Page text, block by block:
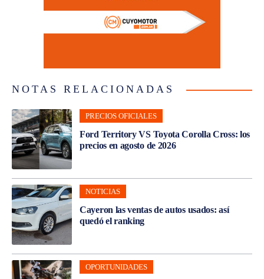
NOTAS RELACIONADAS
PRECIOS OFICIALES
Ford Territory VS Toyota Corolla Cross: los
precios en agosto de 2026
NOTICIAS
Cayeron las ventas de autos usados: así
quedó el ranking
OPORTUNIDADES